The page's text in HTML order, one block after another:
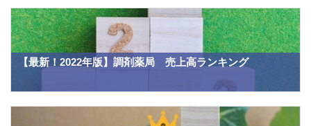
【最新！2022年版】調剤薬局 売上高ランキング